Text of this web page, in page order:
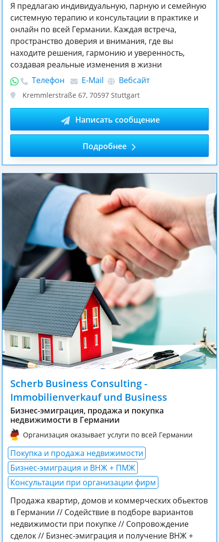
Я предлагаю индивидуальную, парную и семейную
системную терапию и консультации в практике и
онлайн по всей Германии. Каждая встреча,
пространство доверия и внимания, где вы
находите решения, гармонию и уверенность,
создавая реальные изменения в жизни
Телефон
E-Mail Вебсайт
Kremmlerstraße 67, 70597 Stuttgart
Написать сообщение
Подробнее
Scherb Business Consulting -
Immobilienverkauf und Business
Бизнес-эмиграция, продажа и покупка
недвижимости в Германии
Организация оказывает услуги по всей Германии
Покупка и продажа недвижимости
Бизнес-эмиграция и ВНЖ + ПМЖ
Консультации при организации фирм
Продажа квартир, домов и коммерческих обьектов
в Германии // Содействие в подборе вариантов
недвижимости при покупке // Сопровождение
сделок // Бизнес-эмиграция и получение ВНЖ +